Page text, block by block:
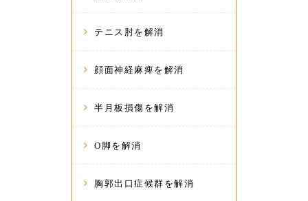
テニス肘を解消
顔面神経麻痺を解消
半月板損傷を解消
O脚を解消
胸郭出口症候群を解消